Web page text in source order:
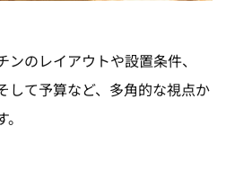
のレイアウトや設置条件、
して予算など、多角的な視点か